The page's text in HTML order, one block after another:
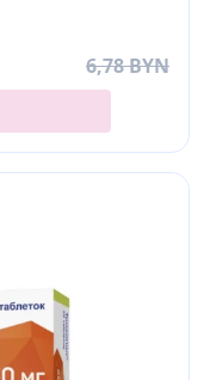
6,78 BYN